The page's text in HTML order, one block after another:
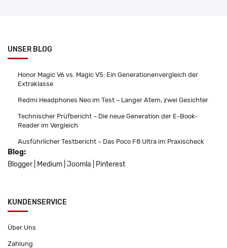
UNSER BLOG
Honor Magic V6 vs. Magic V5: Ein Generationenvergleich der
Extraklasse
Redmi Headphones Neo im Test – Langer Atem, zwei Gesichter
Technischer Prüfbericht – Die neue Generation der E-Book-
Reader im Vergleich
Ausführlicher Testbericht – Das Poco F8 Ultra im Praxischeck
Blog:
Blogger
Medium Joomla Pinterest
KUNDENSERVICE
Über Uns
Zahlung